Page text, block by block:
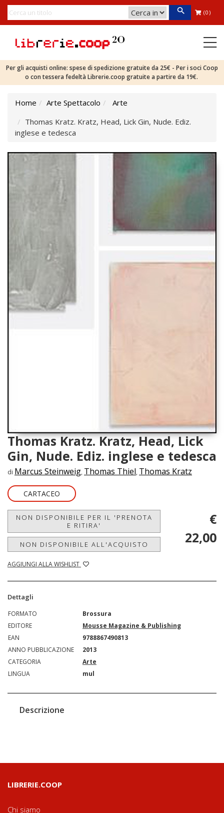
(0)
Per gli acquisti online: spese di spedizione gratuite da 25€ - Per i soci Coop
o con tessera fedeltà Librerie.coop gratuite a partire da 19€.
Home Arte Spettacolo
Arte
Thomas Kratz. Kratz, Head, Lick Gin, Nude. Ediz.
inglese e tedesca
Thomas Kratz. Kratz, Head, Lick
Gin, Nude. Ediz. inglese e tedesca
di Marcus Steinweig, Thomas Thiel, Thomas Kratz
CARTACEO
NON DISPONIBILE PER IL 'PRENOTA
E RITIRA'
NON DISPONIBILE ALL'ACQUISTO
AGGIUNGI ALLA WISHLIST
€
22,00
Dettagli
FORMATO
Brossura
EDITORE
Mousse Magazine & Publishing
EAN
9788867490813
ANNO PUBBLICAZIONE
2013
CATEGORIA
Arte
LINGUA
mul
Descrizione
LIBRERIE.COOP
Chi siamo